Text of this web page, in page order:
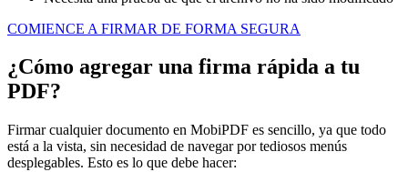
COMIENCE A FIRMAR DE FORMA SEGURA
¿Cómo agregar una firma rápida a tu
PDF?
Firmar cualquier documento en MobiPDF es sencillo, ya que todo
está a la vista, sin necesidad de navegar por tediosos menús
desplegables. Esto es lo que debe hacer: